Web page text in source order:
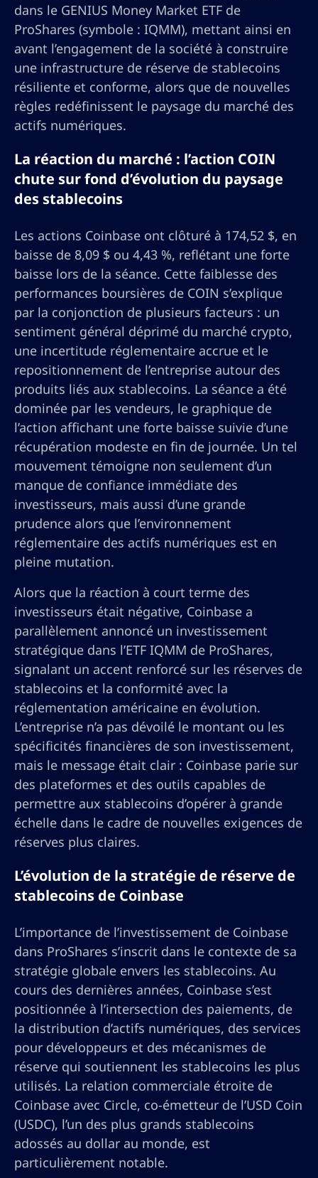
dans le GENIUS Money Market ETF de
ProShares (symbole : IQMM), mettant ainsi en
avant l’engagement de la société à construire
une infrastructure de réserve de stablecoins
résiliente et conforme, alors que de nouvelles
règles redéfinissent le paysage du marché des
actifs numériques.
La réaction du marché : l’action COIN
chute sur fond d’évolution du paysage
des stablecoins
Les actions Coinbase ont clôturé à 174,52 $, en
baisse de 8,09 $ ou 4,43 %, reflétant une forte
baisse lors de la séance. Cette faiblesse des
performances boursières de COIN s’explique
par la conjonction de plusieurs facteurs : un
sentiment général déprimé du marché crypto,
une incertitude réglementaire accrue et le
repositionnement de l’entreprise autour des
produits liés aux stablecoins. La séance a été
dominée par les vendeurs, le graphique de
l’action affichant une forte baisse suivie d’une
récupération modeste en fin de journée. Un tel
mouvement témoigne non seulement d’un
manque de confiance immédiate des
investisseurs, mais aussi d’une grande
prudence alors que l’environnement
réglementaire des actifs numériques est en
pleine mutation.
Alors que la réaction à court terme des
investisseurs était négative, Coinbase a
parallèlement annoncé un investissement
stratégique dans l’ETF IQMM de ProShares,
signalant un accent renforcé sur les réserves de
stablecoins et la conformité avec la
réglementation américaine en évolution.
L’entreprise n’a pas dévoilé le montant ou les
spécificités financières de son investissement,
mais le message était clair : Coinbase parie sur
des plateformes et des outils capables de
permettre aux stablecoins d’opérer à grande
échelle dans le cadre de nouvelles exigences de
réserves plus claires.
L’évolution de la stratégie de réserve de
stablecoins de Coinbase
L’importance de l’investissement de Coinbase
dans ProShares s’inscrit dans le contexte de sa
stratégie globale envers les stablecoins. Au
cours des dernières années, Coinbase s’est
positionnée à l’intersection des paiements, de
la distribution d’actifs numériques, des services
pour développeurs et des mécanismes de
réserve qui soutiennent les stablecoins les plus
utilisés. La relation commerciale étroite de
Coinbase avec Circle, co-émetteur de l’USD Coin
(USDC), l’un des plus grands stablecoins
adossés au dollar au monde, est
particulièrement notable.